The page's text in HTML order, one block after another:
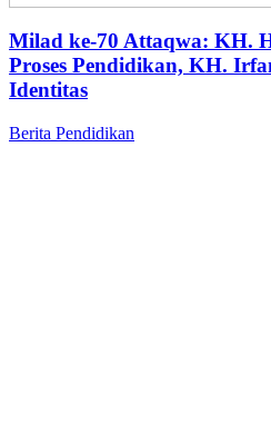
Milad ke-70 Attaqwa: KH.
Proses Pendidikan, KH.
Identitas
Berita Pendidikan